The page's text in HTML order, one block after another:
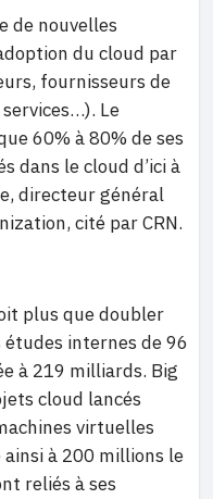
de nouvelles
du cloud par
fournisseurs de
Le
60% à 80% de ses
dans le cloud d’ici à
directeur général
cité par CRN.
plus que doubler
études internes de 96
à 219 milliards. Big
cloud lancés
virtuelles
à 200 millions le
reliés à ses